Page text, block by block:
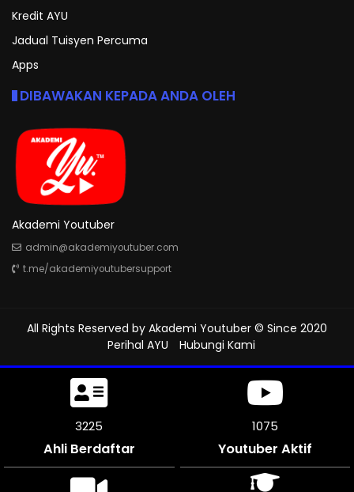
Kredit AYU
Jadual Tuisyen Percuma
Apps
DIBAWAKAN KEPADA ANDA OLEH
Akademi Youtuber
admin@akademiyoutuber.com
t.me/akademiyoutubersupport
All Rights Reserved by Akademi Youtuber © Since 2020
Perihal AYU
Hubungi Kami
3561
Ahli Berdaftar
1187
Youtuber Aktif